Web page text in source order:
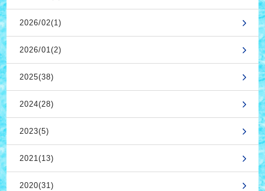
2026/02(1)
2026/01(2)
2025(38)
2024(28)
2023(5)
2021(13)
2020(31)